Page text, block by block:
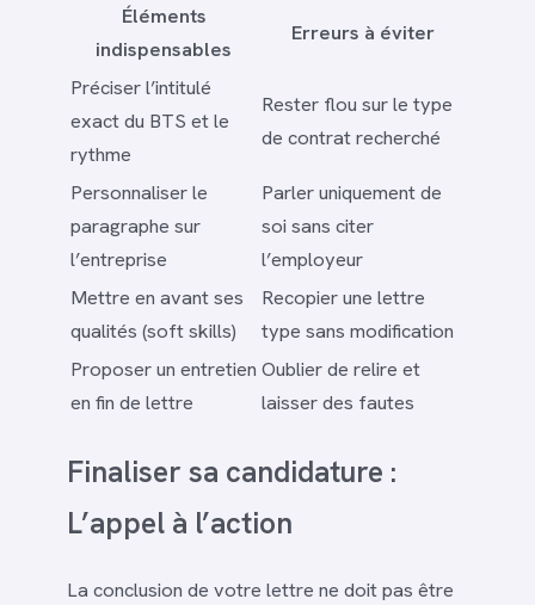
Éléments
indispensables
Erreurs à éviter
Préciser l’intitulé
exact du BTS et le
rythme
Rester flou sur le type
de contrat recherché
Personnaliser le
paragraphe sur
l’entreprise
Parler uniquement de
soi sans citer
l’employeur
Mettre en avant ses
qualités (soft skills)
Recopier une lettre
type sans modification
Proposer un entretien
en fin de lettre
Oublier de relire et
laisser des fautes
Finaliser sa candidature :
L’appel à l’action
La conclusion de votre lettre ne doit pas être